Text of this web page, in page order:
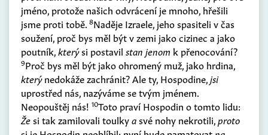
jméno, protože našich odvrácení je mnoho, hřešili
jsme proti tobě. 8Naděje Izraele, jeho spasiteli v čas
soužení, proč bys měl být v zemi jako cizinec a jako
poutník,kterýsi postavil stan jenom k přenocování?
9Proč bys měl být jako ohromený muž, jako hrdina,
kterýnedokáže zachránit? Ale ty, Hospodine,jsi
uprostřed nás, nazýváme se tvým jménem.
Neopouštěj nás! 10Toto praví Hospodin o tomto lidu:
Žesi tak zamilovali toulkyasvé nohy nekrotili,proto